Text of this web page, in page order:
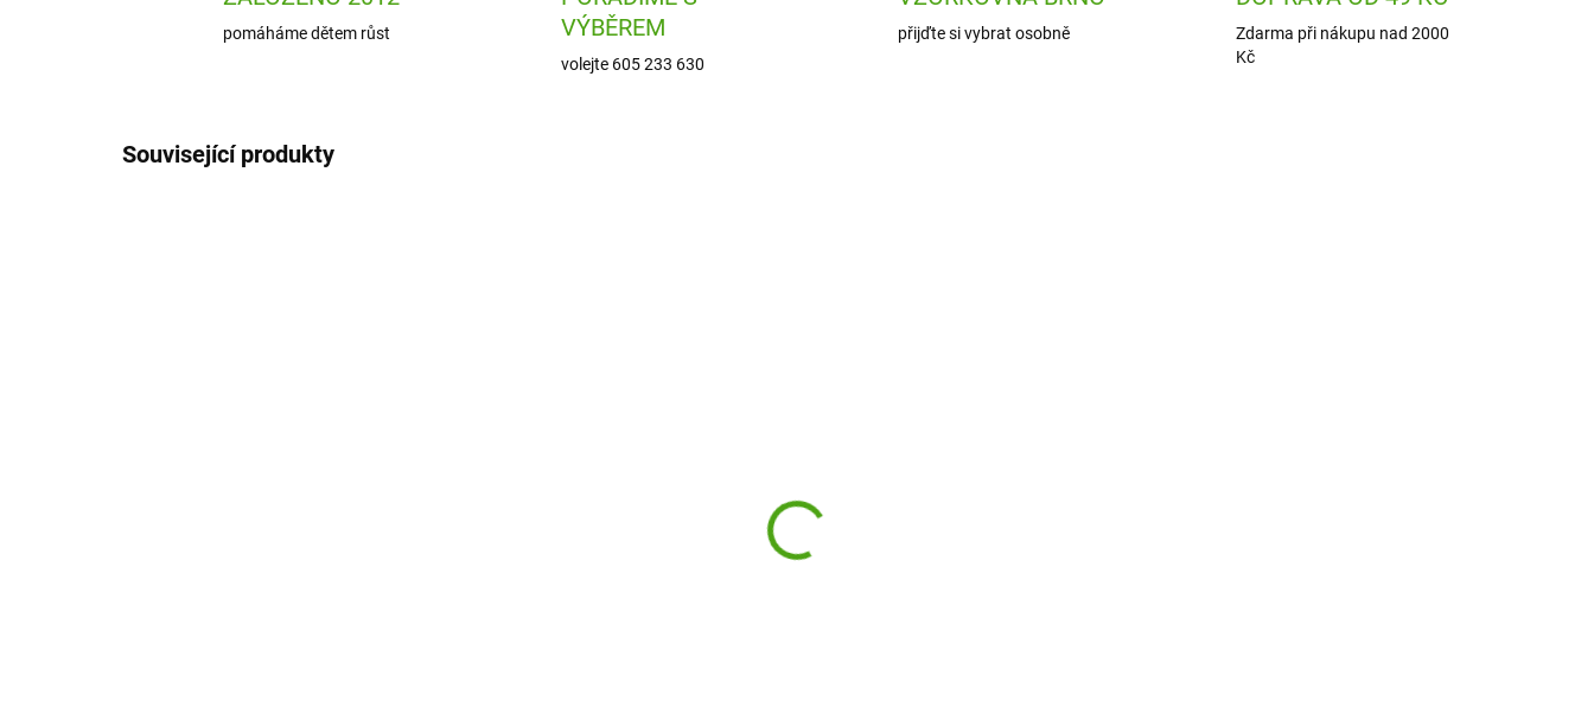
pomáháme dětem růst
VÝBĚREM
volejte 605 233 630
přijďte si vybrat osobně
Zdarma při nákupu nad 2000
Kč
Související produkty